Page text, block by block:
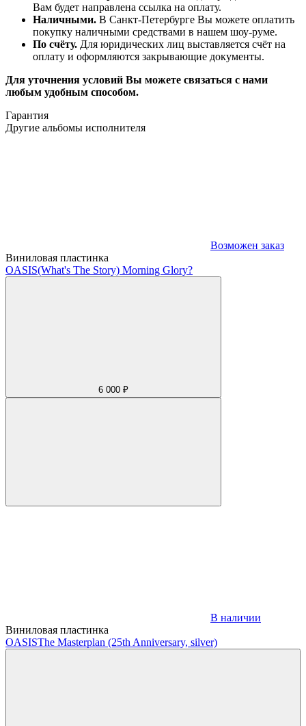
Вам будет направлена ссылка на оплату.
Наличными. В Санкт-Петербурге Вы можете оплатить
покупку наличными средствами в нашем шоу-руме.
По счёту. Для юридических лиц выставляется счёт на
оплату и оформляются закрывающие документы.
Для уточнения условий Вы можете связаться с нами
любым удобным способом.
Гарантия
Другие альбомы исполнителя
Возможен заказ
Виниловая пластинка
OASIS(What's The Story) Morning Glory?
6 000 ₽
В наличии
Виниловая пластинка
OASISThe Masterplan (25th Anniversary, silver)